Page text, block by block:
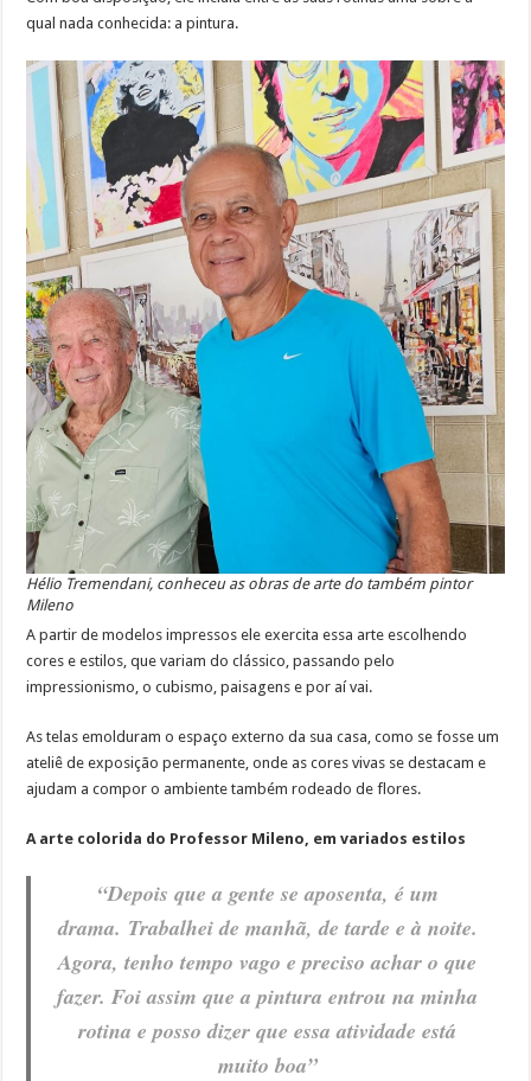
qual nada conhecida: a pintura.
Hélio Tremendani, conheceu as obras de arte do também pintor
Mileno
A partir de modelos impressos ele exercita essa arte escolhendo
cores e estilos, que variam do clássico, passando pelo
impressionismo, o cubismo, paisagens e por aí vai.
As telas emolduram o espaço externo da sua casa, como se fosse um
ateliê de exposição permanente, onde as cores vivas se destacam e
ajudam a compor o ambiente também rodeado de flores.
A arte colorida do Professor Mileno, em variados estilos
“Depois que a gente se aposenta, é um
drama. Trabalhei de manhã, de tarde e à noite.
Agora, tenho tempo vago e preciso achar o que
fazer.Foi assim que a pintura entrou na minha
rotina e posso dizer que essa atividade está
muito boa”